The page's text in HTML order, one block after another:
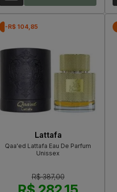
-R$ 104,85
Lattafa
Qaa'ed Lattafa Eau De Parfum
Unissex
R$ 387,00